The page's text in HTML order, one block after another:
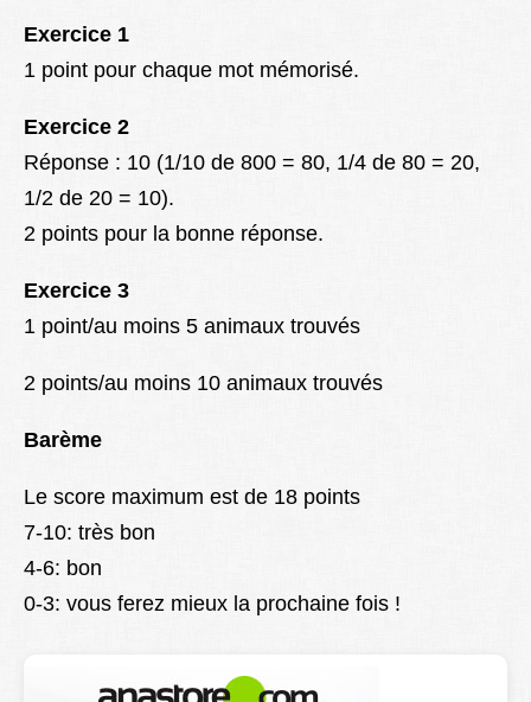
Exercice 1
1 point pour chaque mot mémorisé.
Exercice 2
Réponse : 10 (1/10 de 800 = 80, 1/4 de 80 = 20,
1/2 de 20 = 10).
2 points pour la bonne réponse.
Exercice 3
1 point/au moins 5 animaux trouvés
2 points/au moins 10 animaux trouvés
Barème
Le score maximum est de 18 points
7-10: très bon
4-6: bon
0-3: vous ferez mieux la prochaine fois !